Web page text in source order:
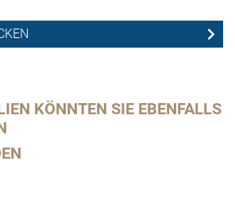
KÖNNTEN SIE EBENFALLS